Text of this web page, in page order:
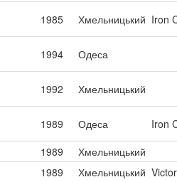
1985 Хмельницький Iron
1994 Одеса
1992 Хмельницький
1989 Одеса
Iron
1989
Хмельницький
1989 Хмельницький